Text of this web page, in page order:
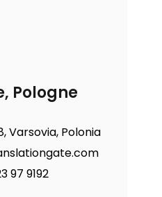
Pologne
Varsovia, Polonia
97 9192